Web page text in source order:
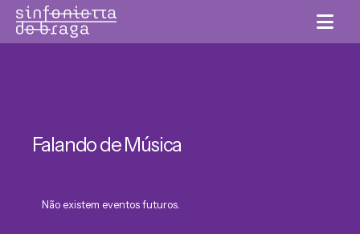
Falando de Música
Não existem eventos futuros.